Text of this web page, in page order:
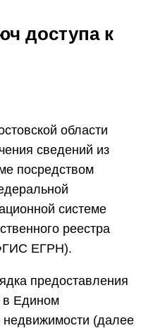
доступа к
области
сведений из
посредством
системе
реестра
ЕГРН).
предоставления
в Едином
недвижимости (далее